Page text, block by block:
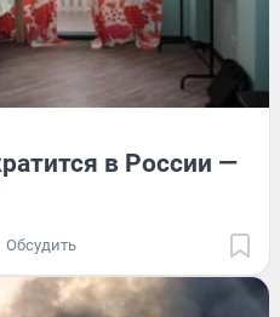
в России —
Обсудить